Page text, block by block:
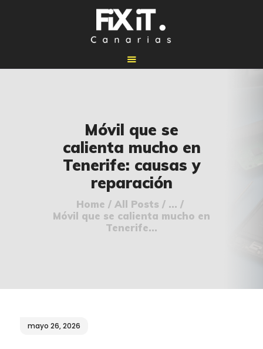
Móvil que se
calienta mucho en
Tenerife: causas y
reparación
Home All Posts
...
Móvil que se calienta mucho en
Tenerife...
🔧 REPARACIONES
🛠️ SERVICIOS
ADICIONALES
👉 SOLICITAR
PRESUPUESTO
📞 CONTACTOS
mayo 26, 2026